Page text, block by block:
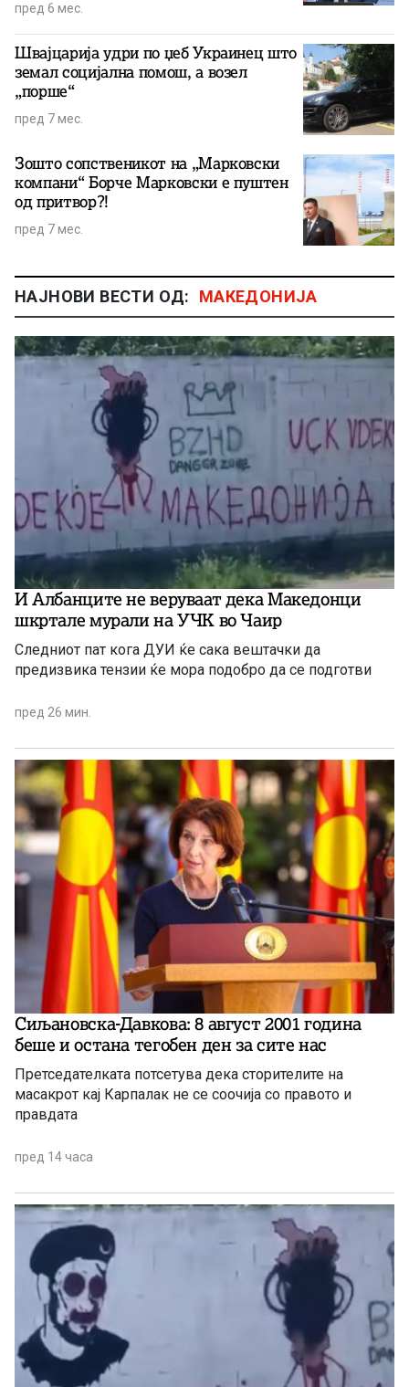
пред 6 мес.
Швајцарија удри по џеб Украинец што
земал социјална помош, а возел
„порше“
пред 7 мес.
Зошто сопственикот на „Марковски
компани“ Борче Марковски е пуштен
од притвор?!
пред 7 мес.
НАЈНОВИ ВЕСТИ ОД: МАКЕДОНИЈА
И Албанците не веруваат дека Македонци
шкртале мурали на УЧК во Чаир
Следниот пат кога ДУИ ќе сака вештачки да
предизвика тензии ќе мора подобро да се подготви
пред 26 мин.
Сиљановска-Давкова: 8 август 2001 година
беше и остана тегобен ден за сите нас
Претседателката потсетува дека сторителите на
масакрот кај Карпалак не се соочија со правото и
правдата
пред 14 часа